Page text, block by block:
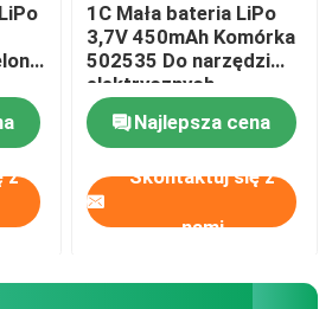
z
1C Mała bateria LiPo
3,7V 450mAh Komórka
502535 Do narzędzi
elektrycznych
Najlepsza cena
Skontaktuj się z
nami